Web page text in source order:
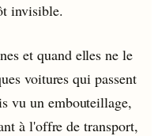
invisible.
et quand elles ne le
voitures qui passent
vu un embouteillage,
à l'offre de transport,